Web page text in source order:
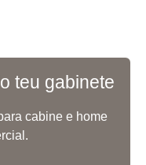
teu gabinete
cabine e home